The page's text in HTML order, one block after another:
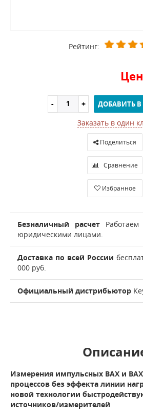
Рейтинг:
ДОБАВИТЬ
Заказать в один
Поделиться
Сравнение
Избранное
Безналичный расчет
юридическими лицами.
Доставка по всей России
000 руб.
Официальный дистрибьютор
Измерения импульсных ВАХ и
процессов без эффекта линии
новой технологии
источников/измерителей